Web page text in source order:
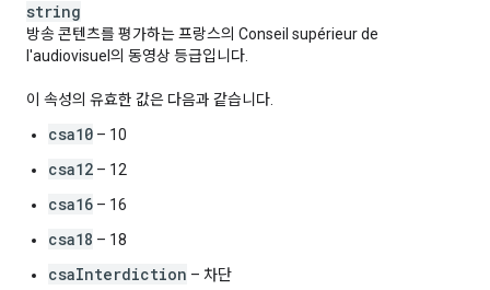
string
방송 콘텐츠를 평가하는 프랑스의 Conseil supérieur de
l'audiovisuel의 동영상 등급입니다.
이 속성의 유효한 값은 다음과 같습니다.
csa10 – 10
csa12 – 12
csa16 – 16
csa18 – 18
csaInterdiction – 차단